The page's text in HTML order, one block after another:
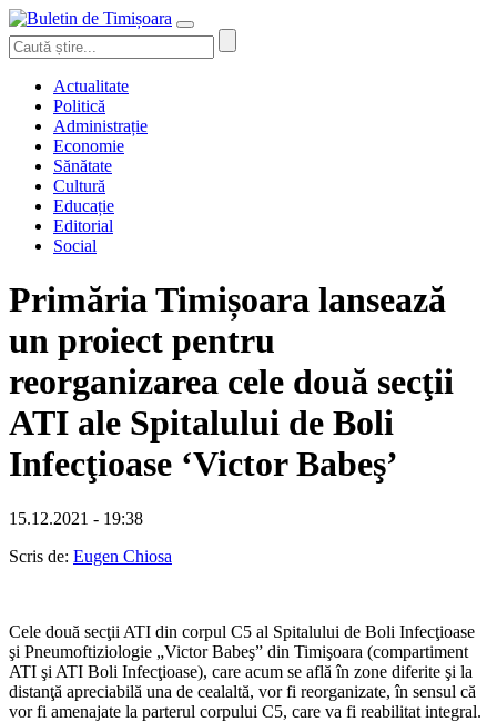
Actualitate
Politică
Administrație
Economie
Sănătate
Cultură
Educație
Editorial
Social
Primăria Timișoara lansează
un proiect pentru
reorganizarea cele două secţii
ATI ale Spitalului de Boli
Infecţioase ‘Victor Babeş’
15.12.2021 - 19:38
Scris de: Eugen Chiosa
Cele două secţii ATI din corpul C5 al Spitalului de Boli Infecţioase
şi Pneumoftiziologie „Victor Babeş” din Timişoara (compartiment
ATI şi ATI Boli Infecţioase), care acum se află în zone diferite şi la
distanţă apreciabilă una de cealaltă, vor fi reorganizate, în sensul că
vor fi amenajate la parterul corpului C5, care va fi reabilitat integral.